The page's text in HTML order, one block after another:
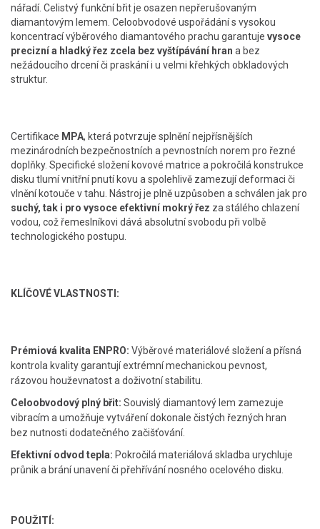
nářadí. Celistvý funkční břit je osazen nepřerušovaným
diamantovým lemem. Celoobvodové uspořádání s vysokou
koncentrací výběrového diamantového prachu garantuje vysoce
precizní a hladký řez zcela bez vyštípávání hran a bez
nežádoucího drcení či praskání i u velmi křehkých obkladových
struktur.
Certifikace MPA, která potvrzuje splnění nejpřísnějších
mezinárodních bezpečnostních a pevnostních norem pro řezné
doplňky. Specifické složení kovové matrice a pokročilá konstrukce
disku tlumí vnitřní pnutí kovu a spolehlivě zamezují deformaci či
vlnění kotouče v tahu. Nástroj je plně uzpůsoben a schválen jak pro
suchý, tak i pro vysoce efektivní mokrý řez za stálého chlazení
vodou, což řemeslníkovi dává absolutní svobodu při volbě
technologického postupu.
KLÍČOVÉ VLASTNOSTI:
Prémiová kvalita ENPRO: Výběrové materiálové složení a přísná
kontrola kvality garantují extrémní mechanickou pevnost,
rázovou houževnatost a doživotní stabilitu.
Celoobvodový plný břit: Souvislý diamantový lem zamezuje
vibracím a umožňuje vytváření dokonale čistých řezných hran
bez nutnosti dodatečného začišťování.
Efektivní odvod tepla: Pokročilá materiálová skladba urychluje
průnik a brání unavení či přehřívání nosného ocelového disku.
POUŽITÍ: